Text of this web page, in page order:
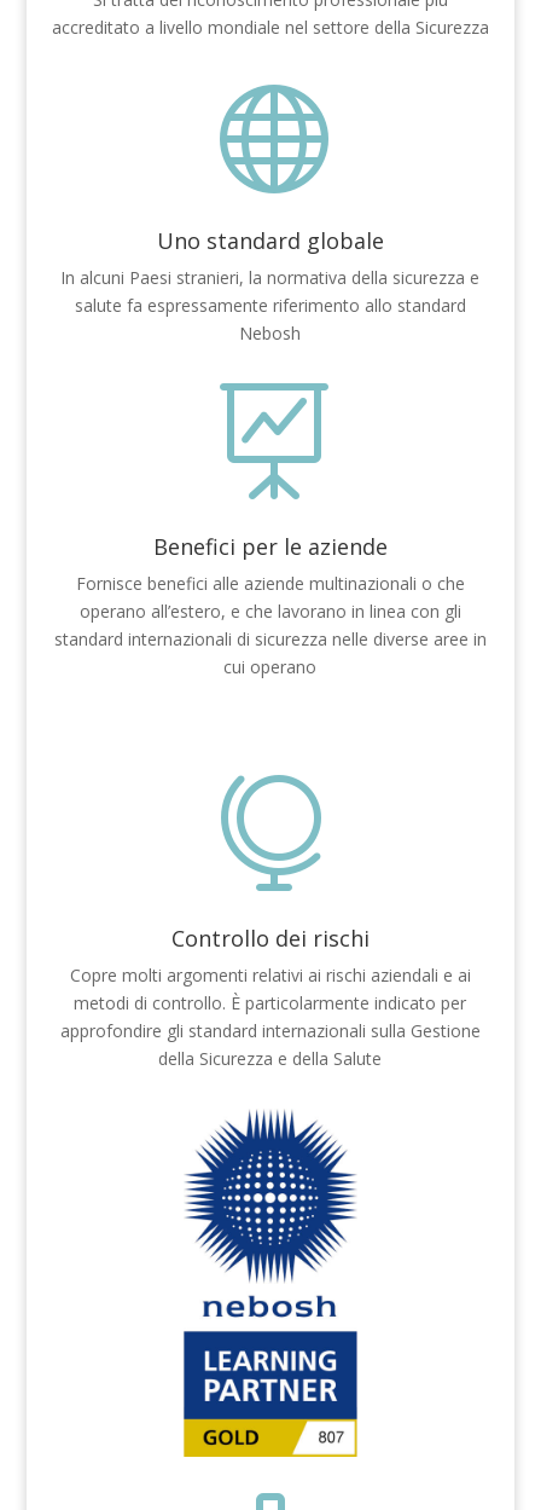
accreditato a livello mondiale nel settore della Sicurezza

Uno standard globale
In alcuni Paesi stranieri, la normativa della sicurezza e
salute fa espressamente riferimento allo standard
Nebosh

Benefici per le aziende
Fornisce benefici alle aziende multinazionali o che
operano all’estero, e che lavorano in linea con gli
standard internazionali di sicurezza nelle diverse aree in
cui operano

Controllo dei rischi
Copre molti argomenti relativi ai rischi aziendali e ai
metodi di controllo. È particolarmente indicato per
approfondire gli standard internazionali sulla Gestione
della Sicurezza e della Salute